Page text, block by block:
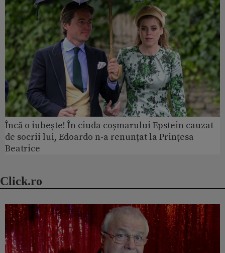
Încă o iubește! În ciuda coșmarului Epstein cauzat
de socrii lui, Edoardo n-a renunțat la Prințesa
Beatrice
Click.ro